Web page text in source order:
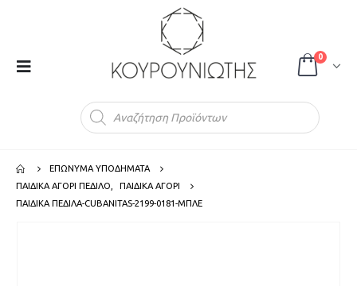
0
ΕΠΩΝΥΜΑ ΥΠΟΔΗΜΑΤΑ
ΠΑΙΔΙΚΑ ΑΓΟΡΙ ΠΕΔΙΛΟ
ΠΑΙΔΙΚΑ ΑΓΟΡΙ
ΠΑΙΔΙΚΑ ΠΕΔΙΛΑ-CUBANITAS-2199-0181-ΜΠΛΕ